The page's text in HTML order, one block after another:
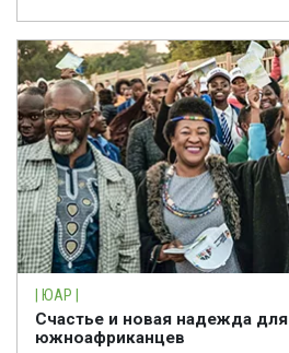
| ЮАР |
Счастье и новая надежда для
южноафриканцев